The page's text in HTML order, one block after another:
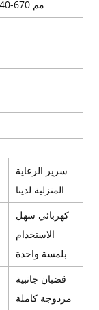
2070*1250*340-670 مم
سرير الرعاية
المنزلية لدينا
كهربائي سهل
الاستخدام
بلمسة واحدة
قضبان جانبية
مزدوجة كاملة